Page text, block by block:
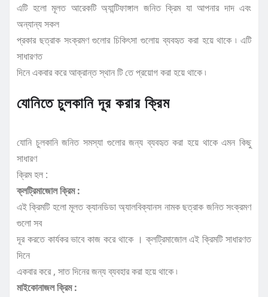
এটি হলো মূলত আরেকটি অ্যান্টিফাঙ্গাল জনিত ক্রিম যা আপনার দাদ এবং
অন্যান্য সকল
প্রকার ছত্রাক সংক্রমণ গুলোর চিকিৎসা গুলোয় ব্যবহৃত করা হয়ে থাকে ৷ এটি
সাধারণত
দিনে একবার করে আক্রান্ত স্থান টি তে প্রয়োগ করা হয়ে থাকে ৷
যোনিতে চুলকানি দূর করার ক্রিম
যোনি চুলকানি জনিত সমস্যা গুলোর জন্য ব্যবহৃত করা হয়ে থাকে এমন কিছু
সাধারণ
ক্রিম হল :
ক্লট্রিমাজোল ক্রিম :
এই ক্রিমটি হলো মূলত ক্যানডিডা অ্যালবিক্যানস নামক ছত্রাক জনিত সংক্রমণ
গুলো সব
দূর করতে কার্যকর ভাবে কাজ করে থাকে । ক্লট্রিমাজোল এই ক্রিমটি সাধারণত
দিনে
একবার করে , সাত দিনের জন্য ব্যবহার করা হয়ে থাকে ৷
মাইকোনাজল ক্রিম :